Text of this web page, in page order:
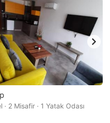
2 Misafir · 1 Yatak Odası